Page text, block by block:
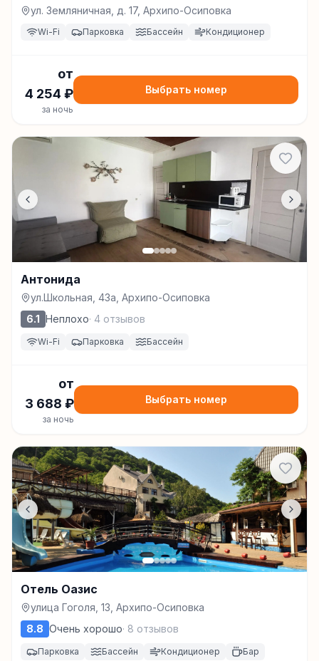
ул. Земляничная, д. 17, Архипо-Осиповка
Wi-Fi Парковка Бассейн Кондиционер
от
4 254 ₽
за ночь
Выбрать номер
Антонида
ул.Школьная, 43а, Архипо-Осиповка
6.1 Неплохо· 4 отзывов
Wi-Fi Парковка Бассейн
от
3 688 ₽
за ночь
Выбрать номер
Отель Оазис
улица Гоголя, 13, Архипо-Осиповка
8.8 Очень хорошо· 8 отзывов
Парковка Бассейн Кондиционер Бар